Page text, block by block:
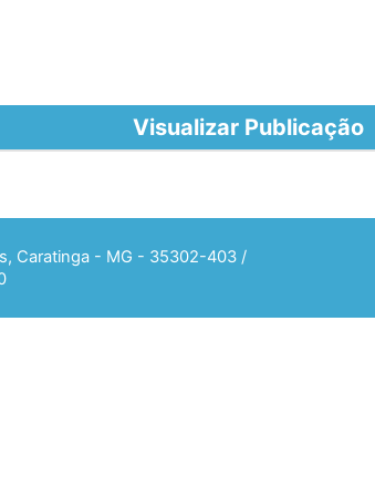
Visualizar Publicação
Caratinga - MG - 35302-403 /